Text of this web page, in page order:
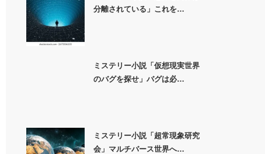
分離されている」これを…
ミステリー小説「仮想現実世界
のバグを探せ」バグは必…
ミステリー小説「超常現象研究
会」マルチバース世界へ…